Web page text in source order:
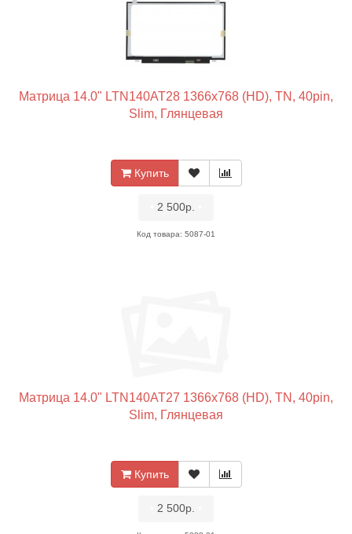
Матрица 14.0" LTN140AT28 1366x768 (HD), TN, 40pin,
Slim, Глянцевая
Купить
2 500р.
Код товара: 5087-01
Матрица 14.0" LTN140AT27 1366x768 (HD), TN, 40pin,
Slim, Глянцевая
Купить
2 500р.